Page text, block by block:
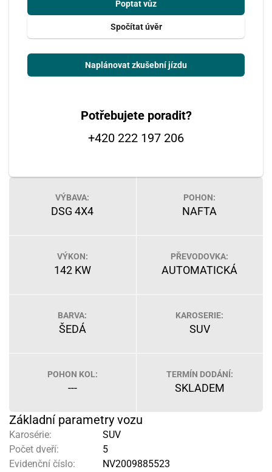
Poptat vůz
Spočítat úvěr
Naplánovat zkušební jízdu
Potřebujete poradit?
+420 222 197 206
VÝBAVA:
DSG 4X4
POHON:
NAFTA
VÝKON:
142 KW
PŘEVODOVKA:
AUTOMATICKÁ
BARVA:
ŠEDÁ
KAROSERIE:
SUV
POHON KOL:
---
TERMÍN DODÁNÍ:
SKLADEM
Základní parametry vozu
Karosérie:
SUV
Počet dveří:
5
Evidenční číslo:
NV2009885523